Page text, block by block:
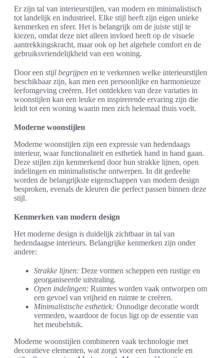
Er zijn tal van interieurstijlen, van modern en minimalistisch
tot landelijk en industrieel. Elke stijl heeft zijn eigen unieke
kenmerken en sfeer. Het is belangrijk om de juiste stijl te
kiezen, omdat deze niet alleen invloed heeft op de visuele
aantrekkingskracht, maar ook op het algehele comfort en de
gebruiksvriendelijkheid van een woning.
Door een stijl begrijpen en te verkennen welke interieurstijlen
beschikbaar zijn, kan men een persoonlijke en harmonieuze
leefomgeving creëren. Het ontdekken van deze variaties in
woonstijlen kan een leuke en inspirerende ervaring zijn die
leidt tot een woning waarin men zich helemaal thuis voelt.
Moderne woonstijlen
Moderne woonstijlen zijn een expressie van hedendaags
interieur, waar functionaliteit en esthetiek hand in hand gaan.
Deze stijlen zijn kenmerkend door hun strakke lijnen, open
indelingen en minimalistische ontwerpen. In dit gedeelte
worden de belangrijkste eigenschappen van modern design
besproken, evenals de kleuren die perfect passen binnen deze
stijl.
Kenmerken van modern design
Het moderne design is duidelijk zichtbaar in tal van
hedendaagse interieurs. Belangrijke kenmerken zijn onder
andere:
Strakke lijnen: Deze vormen scheppen een rustige en
georganiseerde uitstraling.
Open indelingen: Ruimtes worden vaak ontworpen om
een gevoel van vrijheid en ruimte te creëren.
Minimalistische esthetiek: Onnodige decoratie wordt
vermeden, waardoor de focus ligt op de essentie van
het meubelstuk.
Moderne woonstijlen combineren vaak technologie met
decoratieve elementen, wat zorgt voor een functionele en